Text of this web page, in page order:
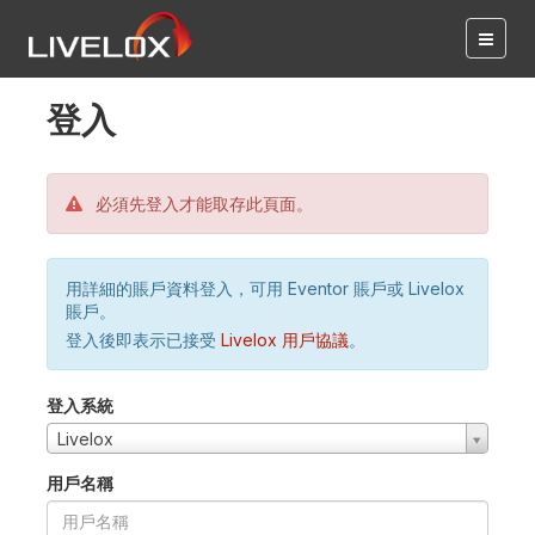
登入
必須先登入才能取存此頁面。
用詳細的賬戶資料登入，可用 Eventor 賬戶或 Livelox
賬戶。
登入後即表示已接受 Livelox 用戶協議。
登入系統
Livelox
用戶名稱